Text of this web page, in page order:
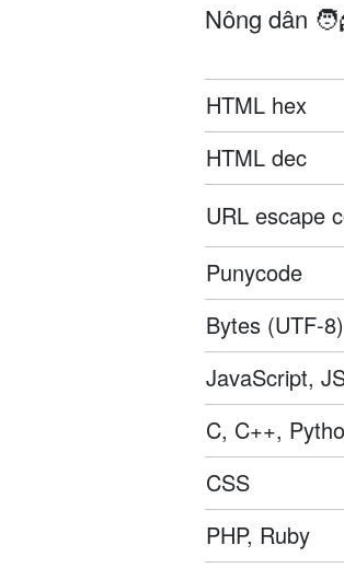
Nông dân
HTML hex
HTML dec
URL escape
Punycode
Bytes (UTF-8)
JavaScript,
C, C++,
CSS
PHP, Ruby